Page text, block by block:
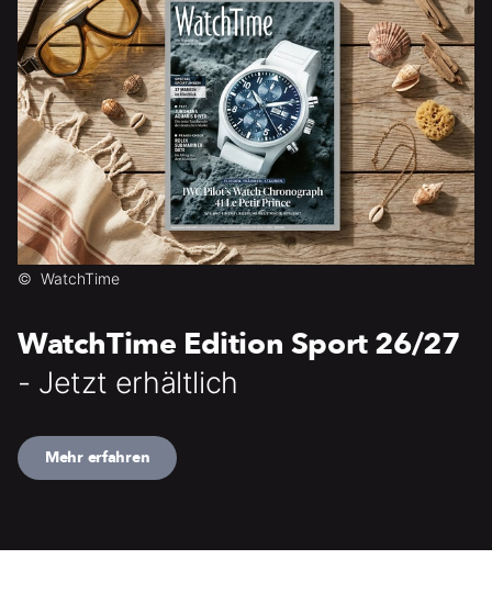
© WatchTime
WatchTime Edition Sport 26/27
- Jetzt erhältlich
Mehr erfahren